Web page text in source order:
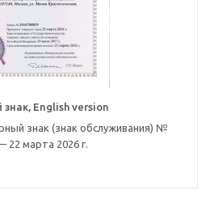
English version
знак (знак обслуживания) №
22 марта 2026 г.